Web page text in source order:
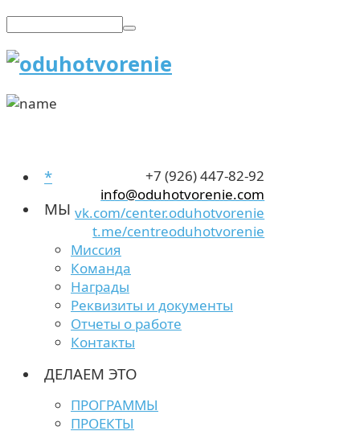
+7 (926) 447-82-92
info@oduhotvorenie.com
vk.com/center.oduhotvorenie
t.me/centreoduhotvorenie
*
МЫ
Миссия
Команда
Награды
Реквизиты и документы
Отчеты о работе
Контакты
ДЕЛАЕМ ЭТО
ПРОГРАММЫ
ПРОЕКТЫ